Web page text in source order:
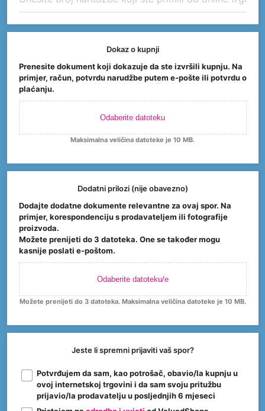
Dokaz o kupnji
Prenesite dokument koji dokazuje da ste izvršili kupnju. Na
primjer, račun, potvrdu narudžbe putem e-pošte ili potvrdu o
plaćanju.
Odaberite datoteku
Maksimalna veličina datoteke je 10 MB.
Dodatni prilozi (nije obavezno)
Dodajte dodatne dokumente relevantne za ovaj spor. Na
primjer, korespondenciju s prodavateljem ili fotografije
proizvoda.
Možete prenijeti do 3 datoteka. One se također mogu
kasnije poslati e-poštom.
Odaberite datoteku/e
Možete prenijeti do 3 datoteka. Maksimalna veličina datoteke je 10 MB.
Jeste li spremni prijaviti vaš spor?
Potvrđujem da sam, kao potrošač, obavio/la kupnju u
ovoj internetskoj trgovini i da sam svoju pritužbu
prijavio/la prodavatelju u posljednjih 6 mjeseci